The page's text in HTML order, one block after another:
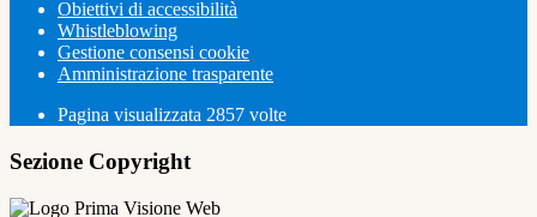
Obiettivi di accessibilità
Whistleblowing
Gestione consensi cookie
Amministrazione trasparente
Pagina visualizzata 2857 volte
Sezione Copyright